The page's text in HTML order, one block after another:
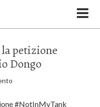
petizione
Dongo